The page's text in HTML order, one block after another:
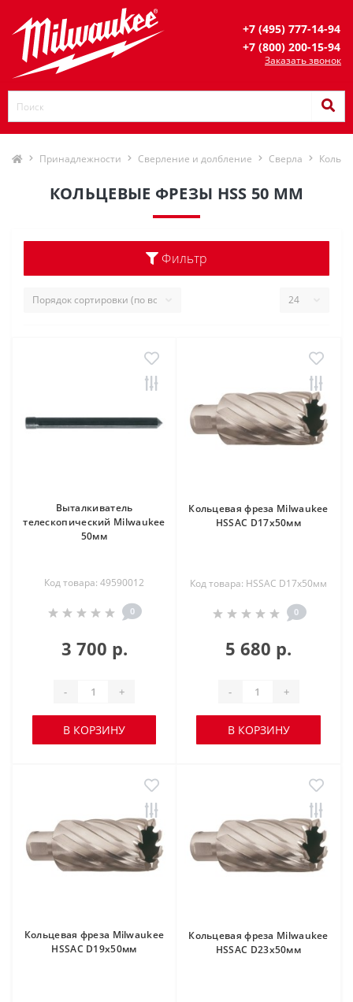
+7 (495) 777-14-94
+7 (800) 200-15-94
Заказать звонок
Принадлежности Сверление и долбление Сверла
КОЛЬЦЕВЫЕ ФРЕЗЫ HSS 50 ММ
Фильтр
Выталкиватель
телескопический Milwaukee
50мм
Код товара: 49590012
0
3 700 р.
- +
В КОРЗИНУ
Кольцевая фреза Milwaukee
HSSAC D17х50мм
Код товара: HSSAC D17х50мм
0
5 680 р.
- +
В КОРЗИНУ
Кольцевая фреза Milwaukee
HSSAC D19х50мм
Кольцевая фреза Milwaukee
HSSAC D23х50мм